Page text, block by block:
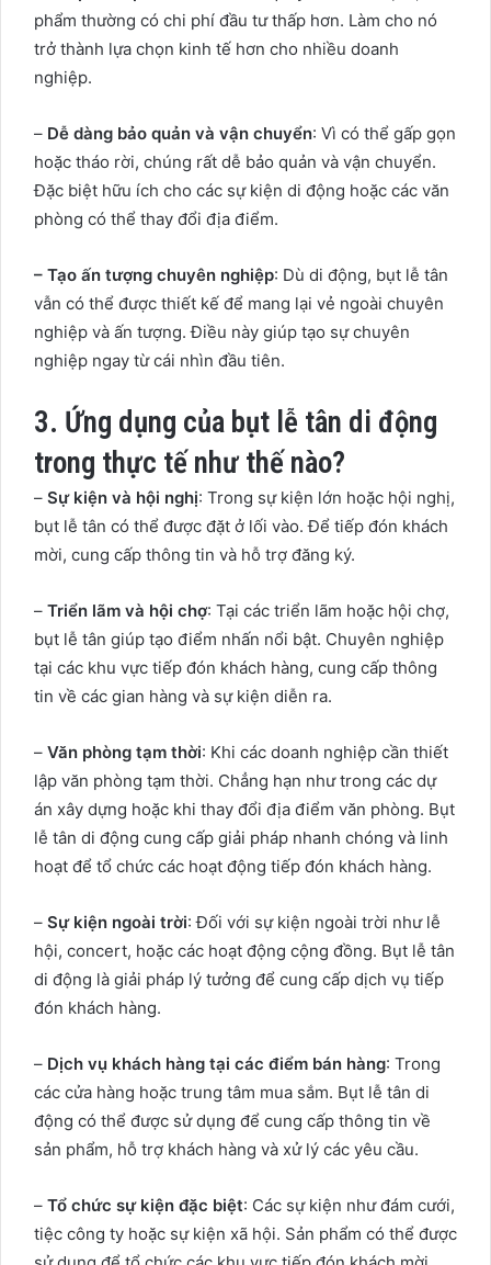
phẩm thường có chi phí đầu tư thấp hơn. Làm cho nó
trở thành lựa chọn kinh tế hơn cho nhiều doanh
nghiệp.
– Dễ dàng bảo quản và vận chuyển: Vì có thể gấp gọn
hoặc tháo rời, chúng rất dễ bảo quản và vận chuyển.
Đặc biệt hữu ích cho các sự kiện di động hoặc các văn
phòng có thể thay đổi địa điểm.
– Tạo ấn tượng chuyên nghiệp: Dù di động, bụt lễ tân
vẫn có thể được thiết kế để mang lại vẻ ngoài chuyên
nghiệp và ấn tượng. Điều này giúp tạo sự chuyên
nghiệp ngay từ cái nhìn đầu tiên.
3. Ứng dụng của bụt lễ tân di động
trong thực tế như thế nào?
– Sự kiện và hội nghị: Trong sự kiện lớn hoặc hội nghị,
bụt lễ tân có thể được đặt ở lối vào. Để tiếp đón khách
mời, cung cấp thông tin và hỗ trợ đăng ký.
– Triển lãm và hội chợ: Tại các triển lãm hoặc hội chợ,
bụt lễ tân giúp tạo điểm nhấn nổi bật. Chuyên nghiệp
tại các khu vực tiếp đón khách hàng, cung cấp thông
tin về các gian hàng và sự kiện diễn ra.
– Văn phòng tạm thời: Khi các doanh nghiệp cần thiết
lập văn phòng tạm thời. Chẳng hạn như trong các dự
án xây dựng hoặc khi thay đổi địa điểm văn phòng. Bụt
lễ tân di động cung cấp giải pháp nhanh chóng và linh
hoạt để tổ chức các hoạt động tiếp đón khách hàng.
– Sự kiện ngoài trời: Đối với sự kiện ngoài trời như lễ
hội, concert, hoặc các hoạt động cộng đồng. Bụt lễ tân
di động là giải pháp lý tưởng để cung cấp dịch vụ tiếp
đón khách hàng.
– Dịch vụ khách hàng tại các điểm bán hàng: Trong
các cửa hàng hoặc trung tâm mua sắm. Bụt lễ tân di
động có thể được sử dụng để cung cấp thông tin về
sản phẩm, hỗ trợ khách hàng và xử lý các yêu cầu.
– Tổ chức sự kiện đặc biệt: Các sự kiện như đám cưới,
tiệc công ty hoặc sự kiện xã hội. Sản phẩm có thể được